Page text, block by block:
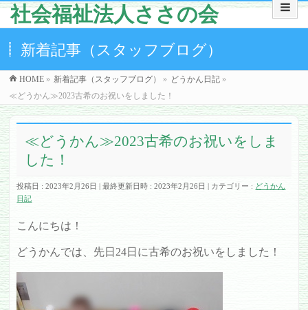
社会福祉法人ささの会
新着記事（スタッフブログ）
HOME » 新着記事（スタッフブログ） » どうかん日記 »
≪どうかん≫2023古希のお祝いをしました！
≪どうかん≫2023古希のお祝いをしま
した！
投稿日 : 2023年2月26日 最終更新日時 : 2023年2月26日 カテゴリー : どうかん
日記
こんにちは！
どうかんでは、先日24日に古希のお祝いをしました！